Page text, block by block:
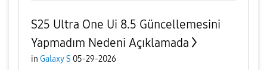
S25 Ultra One Ui 8.5 Güncellemesini
Yapmadım Nedeni Açıklamada
in Galaxy S 05-29-2026